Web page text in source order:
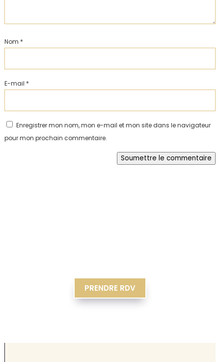
Nom *
E-mail *
Enregistrer mon nom, mon e-mail et mon site dans le navigateur
pour mon prochain commentaire.
Soumettre le commentaire
PRENDRE RDV